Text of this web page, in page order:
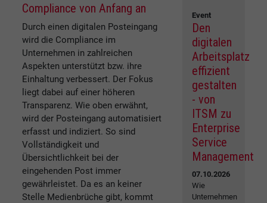
Compliance von Anfang an
Durch einen digitalen Posteingang
wird die Compliance im
Unternehmen in zahlreichen
Aspekten unterstützt bzw. ihre
Einhaltung verbessert. Der Fokus
liegt dabei auf einer höheren
Transparenz. Wie oben erwähnt,
wird der Posteingang automatisiert
erfasst und indiziert. So sind
Vollständigkeit und
Übersichtlichkeit bei der
eingehenden Post immer
gewährleistet. Da es an keiner
Stelle Medienbrüche gibt, kommt
Event
Den
digitalen
Arbeitsplatz
effizient
gestalten
- von
ITSM zu
Enterprise
Service
Management
07.10.2026
Wie
Unternehmen